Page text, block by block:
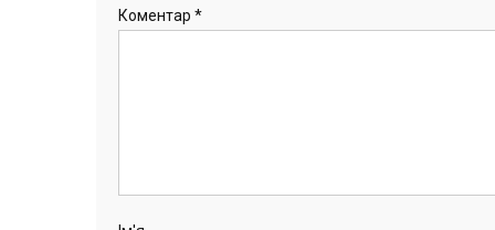
Коментар *